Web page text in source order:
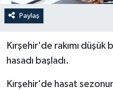
Paylaş
Kırşehir'de rakımı
hasadı başladı.
Kırşehir'de hasat
SPOR
Yerel